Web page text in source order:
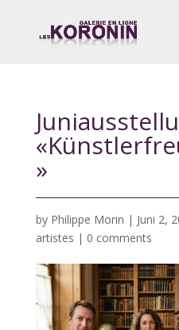
»
by Philippe Morin | Juni 2,
artistes | 0 comments